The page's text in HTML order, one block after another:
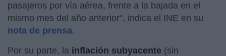
pasajeros por vía aérea, frente a la bajada en el
mismo mes del año anterior", indica el INE en su
nota de prensa.
Por su parte, la inflación subyacente (sin